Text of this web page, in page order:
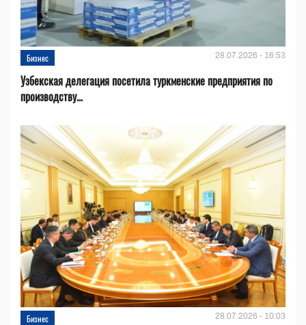
Бизнес 28.07.2026 - 16:53
Узбекская делегация посетила туркменские предприятия по
производству...
Бизнес 28.07.2026 - 10:03